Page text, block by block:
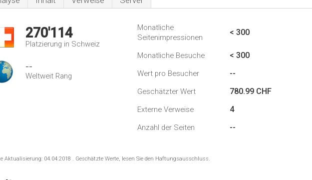
270'114
Platzierung in Schweiz
--
Weltweit Rang
Monatliche
Seitenimpressionen
< 300
Monatliche Besuche < 300
Wert pro Besucher --
Geschätzter Wert 780.99 CHF
Externe Verweise 4
Anzahl der Seiten --
Aktualisierung: 04.04.2018 . Geschätzte Werte, lesen Sie den Haftungsausschluss.